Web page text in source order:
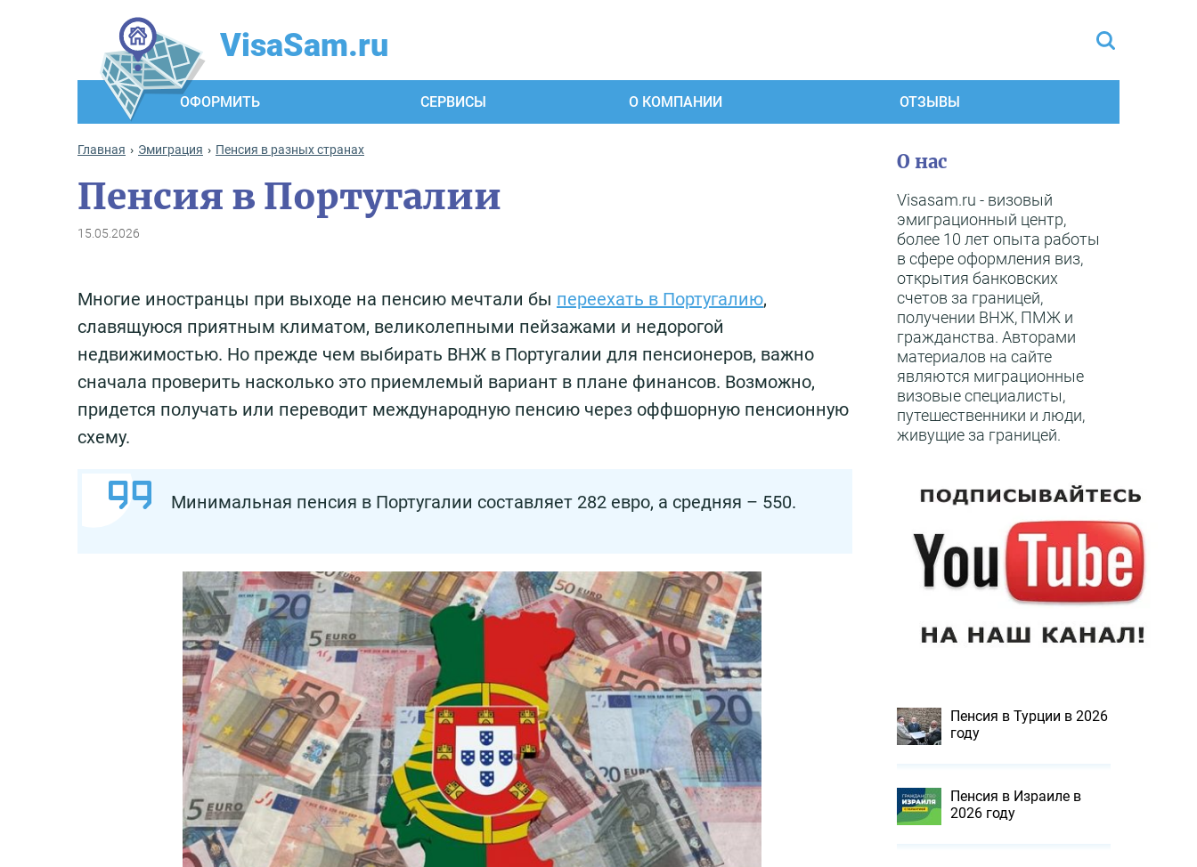
VisaSam.ru
ОФОРМИТЬ СЕРВИСЫ О КОМПАНИИ ОТЗЫВЫ
Главная Эмиграция Пенсия в разных странах
Пенсия в Португалии
15.05.2026
Многие иностранцы при выходе на пенсию мечтали бы переехать в Португалию,
славящуюся приятным климатом, великолепными пейзажами и недорогой
недвижимостью. Но прежде чем выбирать ВНЖ в Португалии для пенсионеров, важно
сначала проверить насколько это приемлемый вариант в плане финансов. Возможно,
придется получать или переводит международную пенсию через оффшорную пенсионную
схему.
Минимальная пенсия в Португалии составляет 282 евро, а средняя – 550.
О нас
Visasam.ru - визовый
эмиграционный центр,
более 10 лет опыта работы
в сфере оформления виз,
открытия банковских
счетов за границей,
получении ВНЖ, ПМЖ и
гражданства. Авторами
материалов на сайте
являются миграционные
визовые специалисты,
путешественники и люди,
живущие за границей.
Пенсия в Турции в 2026
году
Пенсия в Израиле в
2026 году